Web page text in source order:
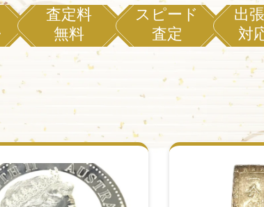
査定料
無料
スピード
査定
出
対